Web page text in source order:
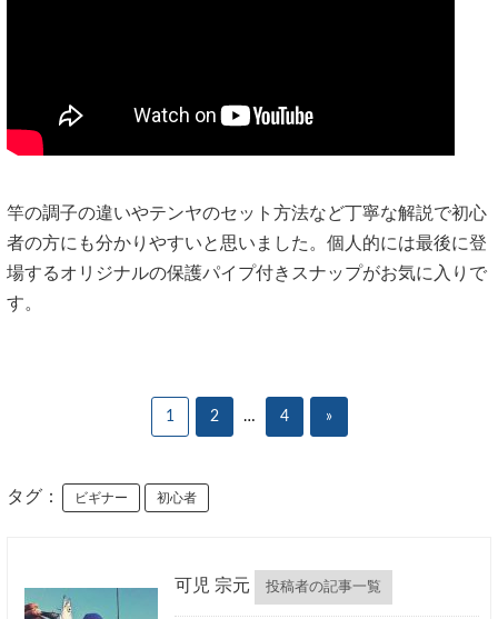
竿の調子の違いやテンヤのセット方法など丁寧な解説で初心
者の方にも分かりやすいと思いました。個人的には最後に登
場するオリジナルの保護パイプ付きスナップがお気に入りで
す。
1 2 … 4 »
タグ： ビギナー 初心者
可児 宗元 投稿者の記事一覧